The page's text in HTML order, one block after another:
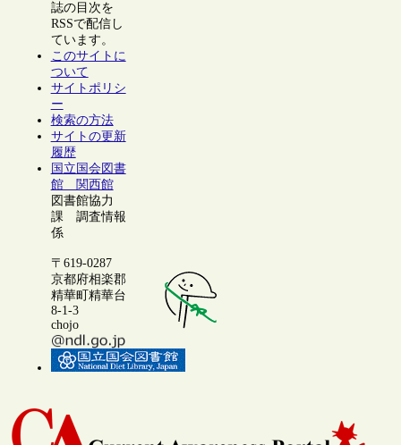
誌の目次を
RSSで配信し
ています。
このサイトに
ついて
サイトポリシ
ー
検索の方法
サイトの更新
履歴
国立国会図書
館 関西館
図書館協力
課 調査情報
係
〒619-0287
京都府相楽郡
精華町精華台
8-1-3
chojo